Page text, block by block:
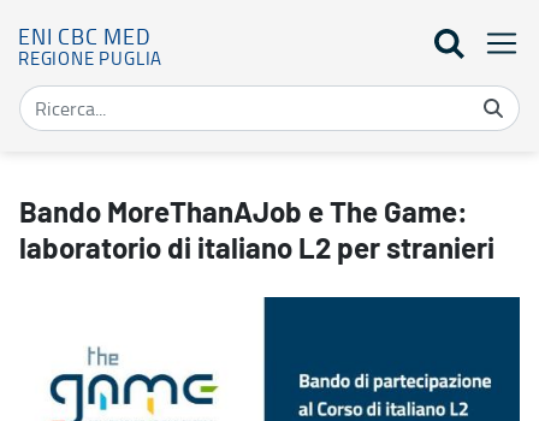
ENI CBC MED
REGIONE PUGLIA
Bando MoreThanAJob e The Game:
laboratorio di italiano L2 per stranieri